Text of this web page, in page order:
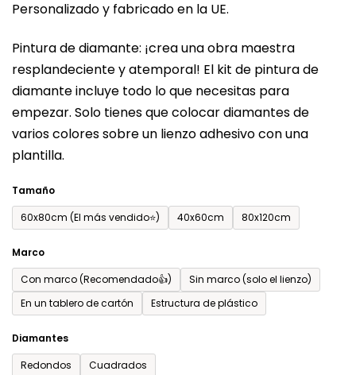
Personalizado y fabricado en la UE.
Pintura de diamante: ¡crea una obra maestra
resplandeciente y atemporal! El kit de pintura de
diamante incluye todo lo que necesitas para
empezar. Solo tienes que colocar diamantes de
varios colores sobre un lienzo adhesivo con una
plantilla.
Tamaño
60x80cm (El más vendido⭐)
40x60cm 80x120cm
Marco
Con marco (Recomendado👍)
Sin marco (solo el lienzo)
En un tablero de cartón
Estructura de plástico
Diamantes
Redondos
Cuadrados
media
producto
es
de
0,0
sobre
5